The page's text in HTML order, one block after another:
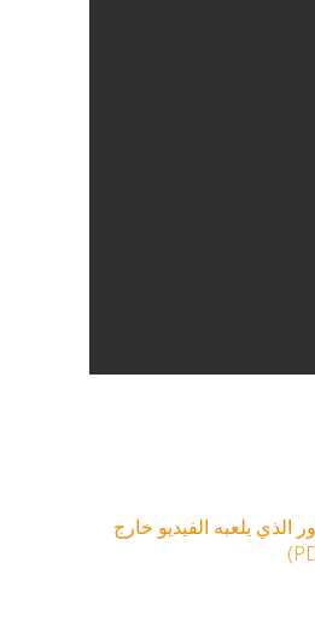
الذي يلعبه الفيديو خارج